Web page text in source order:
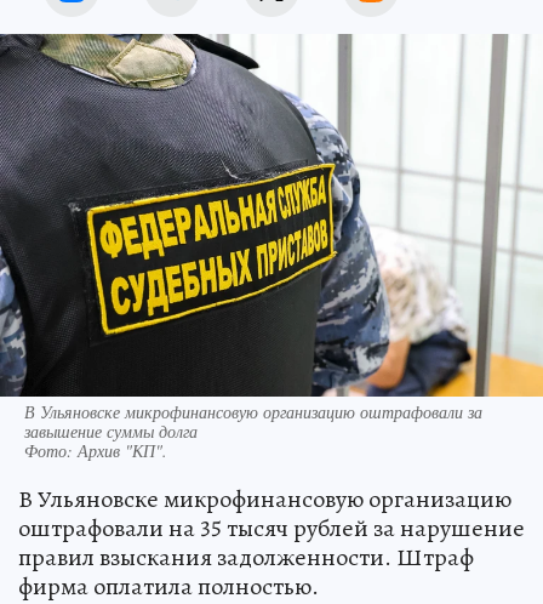
В Ульяновске микрофинансовую организацию оштрафовали за
завышение суммы долга
Фото:Архив "КП".
В Ульяновске микрофинансовую организацию
оштрафовали на 35 тысяч рублей за нарушение
правил взыскания задолженности. Штраф
фирма оплатила полностью.